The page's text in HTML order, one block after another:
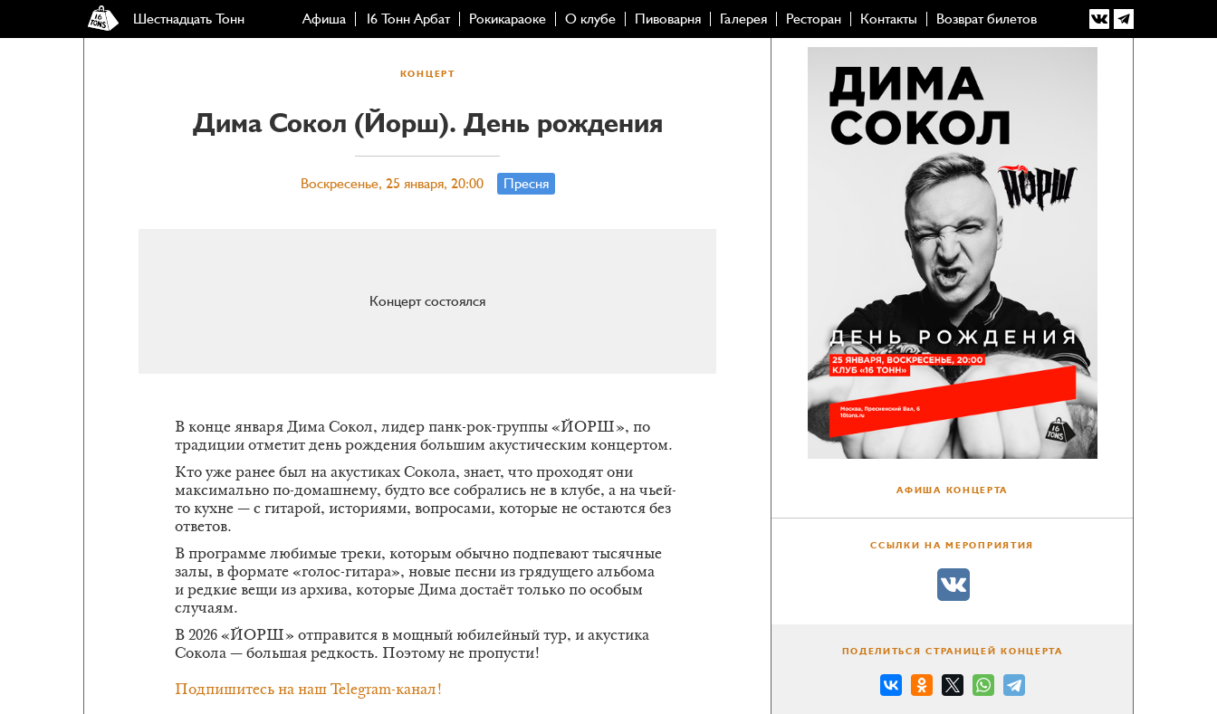
Шестнадцать Тонн Афиша 16 Тонн Арбат Рокикараоке О клубе Пивоварня Галерея Ресторан Контакты Возврат билетов
КОНЦЕРТ
Дима Сокол (Йорш). День рождения
Воскресенье, 25 января, 20:00 Пресня
Концерт состоялся
В конце января Дима Сокол, лидер панк-рок-группы «ЙОРШ», по
традиции отметит день рождения большим акустическим концертом.
Кто уже ранее был на акустиках Сокола, знает, что проходят они
максимально по-домашнему, будто все собрались не в клубе, а на чьей-
то кухне — с гитарой, историями, вопросами, которые не остаются без
ответов.
В программе любимые треки, которым обычно подпевают тысячные
залы, в формате «голос-гитара», новые песни из грядущего альбома
и редкие вещи из архива, которые Дима достаёт только по особым
случаям.
В 2026 «ЙОРШ» отправится в мощный юбилейный тур, и акустика
Сокола — большая редкость. Поэтому не пропусти!
Подпишитесь на наш Telegram-канал!
АФИША КОНЦЕРТА
ССЫЛКИ НА МЕРОПРИЯТИЯ
ПОДЕЛИТЬСЯ СТРАНИЦЕЙ КОНЦЕРТА